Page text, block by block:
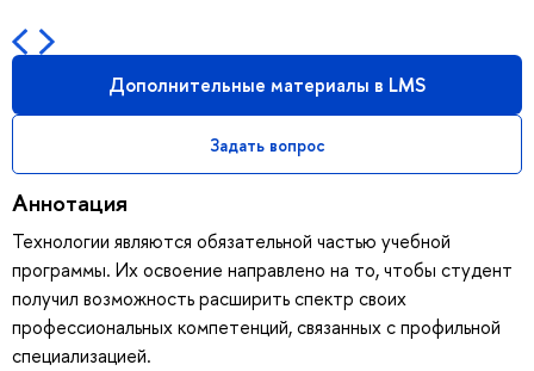
Дополнительные материалы в LMS
Задать вопрос
Аннотация
Технологии являются обязательной частью учебной
программы. Их освоение направлено на то, чтобы студент
получил возможность расширить спектр своих
профессиональных компетенций, связанных с профильной
специализацией.